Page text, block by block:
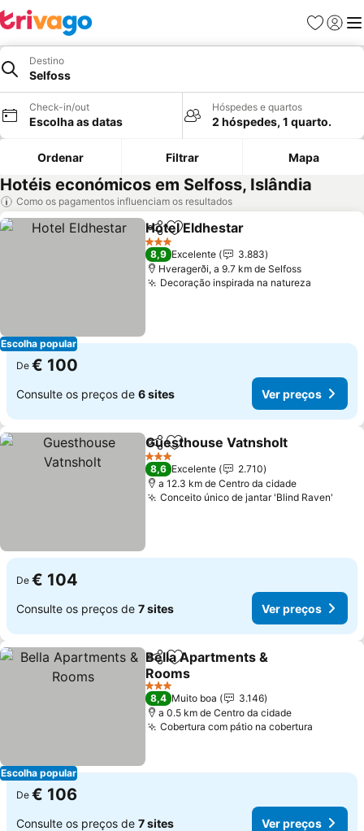
Favoritos
Iniciar
Destino
Selfoss
Check-in/out
Escolha as datas
Hóspedes e quartos
2 hóspedes, 1 quarto.
Ordenar Filtrar Mapa
Hotéis económicos em Selfoss, Islândia
Como os pagamentos influenciam os resultados
Escolha popular
PartilharAdicionar aos favoritos
Hotel Eldhestar
3 Estrelas
8,9 Excelente
3.883
Hveragerði, a 9.7 km de Selfoss
Decoração inspirada na natureza
De € 100
Consulte os preços de 6 sites Ver preços
PartilharAdicionar aos favoritos
Guesthouse Vatnsholt
3 Estrelas
8,6 Excelente
2.710
a 12.3 km de Centro da cidade
Conceito único de jantar 'Blind Raven'
De € 104
Consulte os preços de 7 sites Ver preços
Escolha popular
PartilharAdicionar aos favoritos
Bella Apartments &
Rooms
3 Estrelas
8,4 Muito boa
3.146
a 0.5 km de Centro da cidade
Cobertura com pátio na cobertura
De € 106
Consulte os preços de 7 sites Ver preços